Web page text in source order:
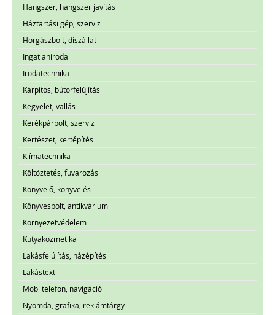
Hangszer, hangszer javítás
Háztartási gép, szerviz
Horgászbolt, díszállat
Ingatlaniroda
Irodatechnika
Kárpitos, bútorfelújítás
Kegyelet, vallás
Kerékpárbolt, szerviz
Kertészet, kertépítés
Klímatechnika
Költöztetés, fuvarozás
Könyvelő, könyvelés
Könyvesbolt, antikvárium
Környezetvédelem
Kutyakozmetika
Lakásfelújítás, házépítés
Lakástextil
Mobiltelefon, navigáció
Nyomda, grafika, reklámtárgy